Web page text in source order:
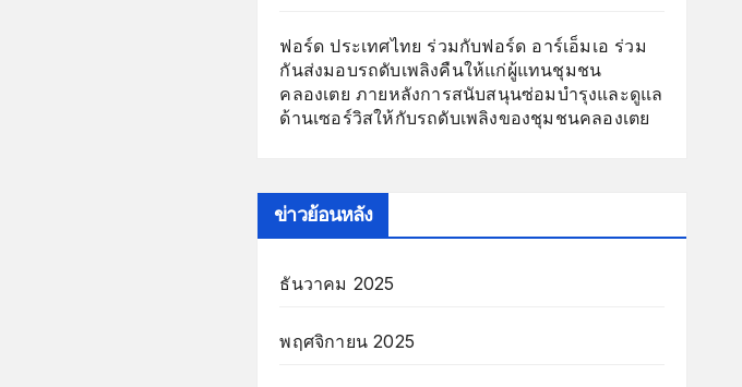
ฟอร์ด ประเทศไทย ร่วมกับฟอร์ด อาร์เอ็มเอ ร่วม
กันส่งมอบรถดับเพลิงคืนให้แก่ผู้แทนชุมชน
คลองเตย ภายหลังการสนับสนุนซ่อมบำรุงและดูแล
ด้านเซอร์วิสให้กับรถดับเพลิงของชุมชนคลองเตย
ข่าวย้อนหลัง
ธันวาคม 2025
พฤศจิกายน 2025